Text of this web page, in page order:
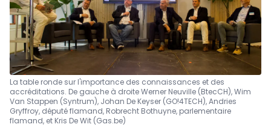
La table ronde sur l'importance des connaissances et des
accréditations. De gauche à droite Werner Neuville (BtecCH), Wim
Van Stappen (Syntrum), Johan De Keyser (GO!4TECH), Andries
Gryffroy, député flamand, Robrecht Bothuyne, parlementaire
flamand, et Kris De Wit (Gas.be)